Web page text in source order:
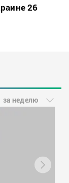
26
за неделю